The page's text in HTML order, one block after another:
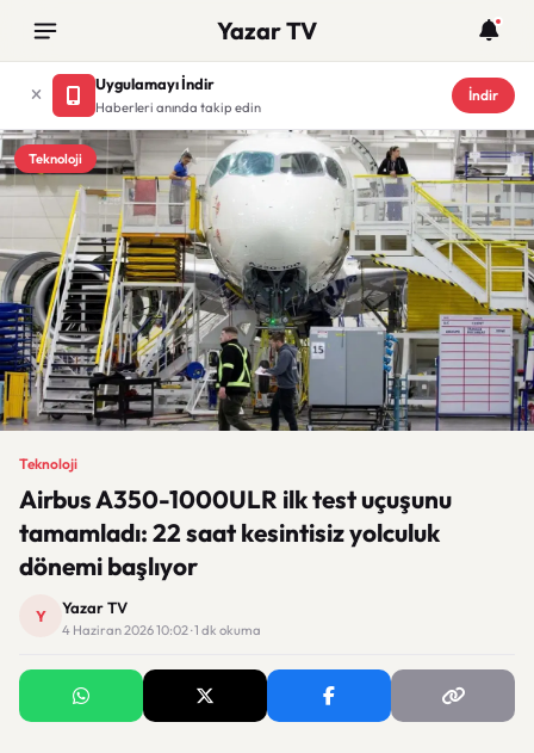
Yazar TV
Uygulamayı İndir
Haberleri anında takip edin
İndir
Teknoloji
Teknoloji
Airbus A350-1000ULR ilk test uçuşunu
tamamladı: 22 saat kesintisiz yolculuk
dönemi başlıyor
Y Yazar TV
4 Haziran 2026 10:02 · 1 dk okuma